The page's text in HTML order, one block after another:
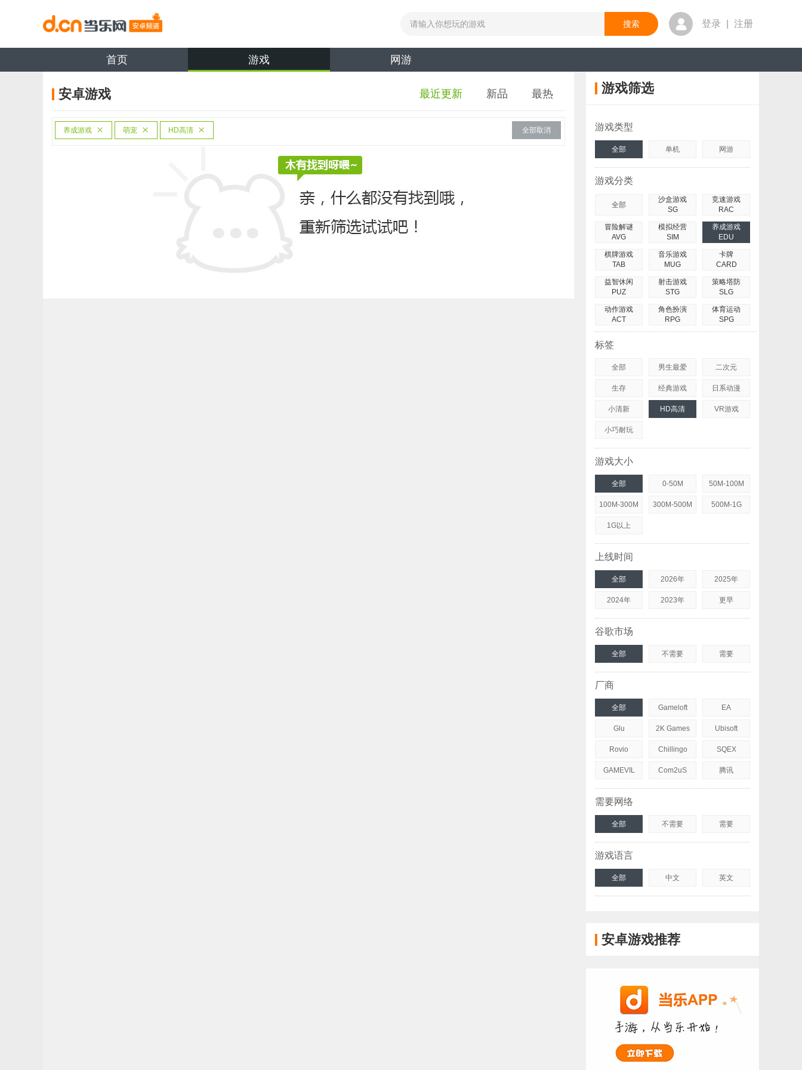
登录 注册
首页 游戏 网游
安卓游戏 最近更新 新品 最热
养成游戏 萌宠 HD高清 全部取消
游戏筛选
游戏类型
全部 单机 网游
游戏分类
全部
沙盒游戏
SG
竞速游戏
RAC
冒险解谜
AVG
模拟经营
SIM
养成游戏
EDU
棋牌游戏
TAB
音乐游戏
MUG
卡牌
CARD
益智休闲
PUZ
射击游戏
STG
策略塔防
SLG
动作游戏
ACT
角色扮演
RPG
体育运动
SPG
标签
全部 男生最爱 二次元
生存 经典游戏 日系动漫
小清新 HD高清 VR游戏
小巧耐玩
游戏大小
全部 0-50M 50M-100M
100M-300M 300M-500M 500M-1G
1G以上
上线时间
全部 2026年 2025年
2024年 2023年 更早
谷歌市场
全部 不需要 需要
厂商
全部 Gameloft EA
Glu 2K Games Ubisoft
Rovio Chillingo SQEX
GAMEVIL Com2uS 腾讯
需要网络
全部 不需要 需要
游戏语言
全部 中文 英文
安卓游戏推荐